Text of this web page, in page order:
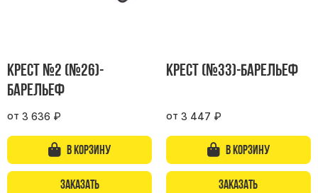
Крест №2 (№26)-
барельеф
от 3 636 ₽
В корзину
Заказать
Крест (№33)-барельеф
от 3 447 ₽
В корзину
Заказать